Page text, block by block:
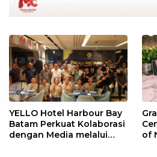
«
YELLO Hotel Harbour Bay
Batam Perkuat Kolaborasi
dengan Media melalui
of